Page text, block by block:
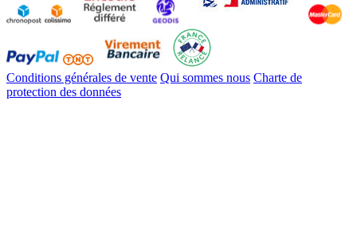
Conditions générales de vente Qui sommes nous Charte de
protection des données